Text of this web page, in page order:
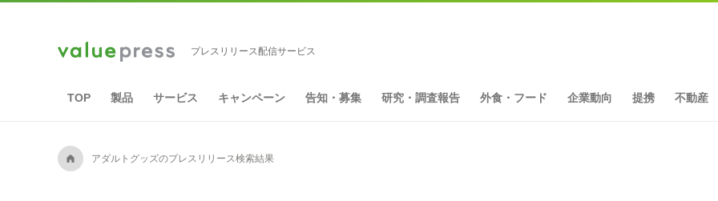
プレスリリース配信サービス
TOP 製品 サービス キャンペーン 告知・募集 研究・調査報告 外食・フード 企業動向 提携 不動産
A アダルトグッズのプレスリリース検索結果